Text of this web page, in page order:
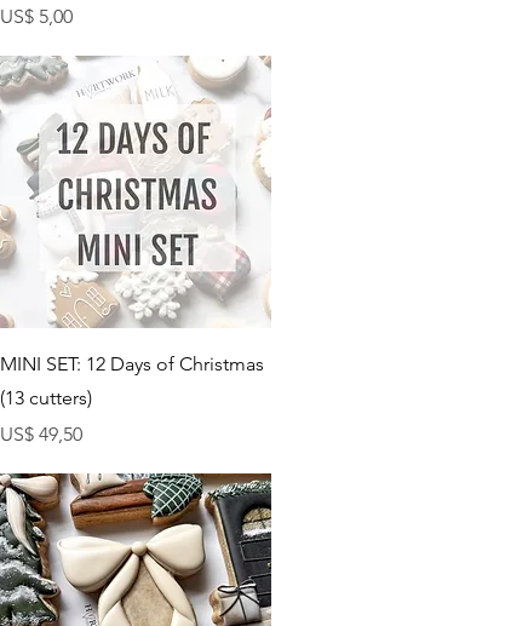
Preço
US$ 5,00
Visualização rápida
MINI SET: 12 Days of Christmas
(13 cutters)
Preço
US$ 49,50